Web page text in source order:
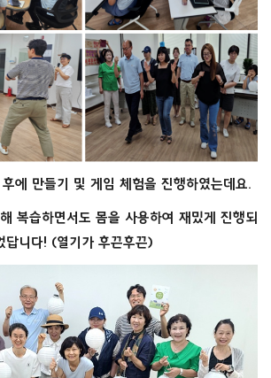
에 만들기 및 게임 체험을 진행하였는데요.
복습하면서도 몸을 사용하여 재밌게 진행되
답니다! (열기가 후끈후끈)